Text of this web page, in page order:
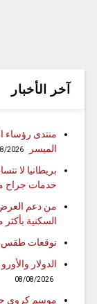
آخر الأخبار
منتدى رؤساء
الميسر
2026
بريطانيا لا
خدمات جراح
من دعم
السكنية بأكثر من 9.1 مليار درهم
توقعات طقس
الدولار
08/08/2026
موسم كروي